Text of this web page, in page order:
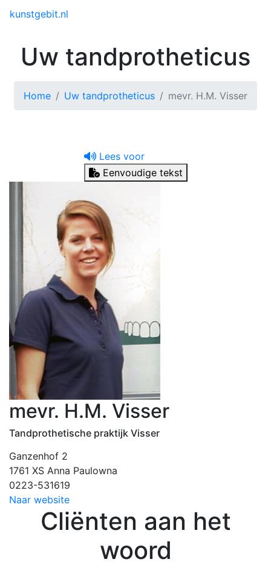
kunstgebit.nl
Uw tandprotheticus
Home Uw tandprotheticus mevr. H.M. Visser
Lees voor
Eenvoudige tekst
mevr. H.M. Visser
Tandprothetische praktijk Visser
Ganzenhof 2
1761 XS Anna Paulowna
0223-531619
Naar website
Cliënten aan het
woord